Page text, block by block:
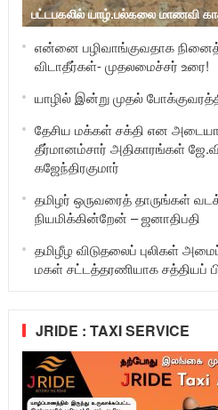
பட்டபகலில் யாழ்.பல்கலை மாணவி
என்னை பழிவாங்குவதாக
விடாதீர்கள்- முதலமைச்சர் உரை!
யாழில் இன்று முதல்
தேசிய மக்கள் சக்தி என
தீர்மானம்சார் அதிகாரங்கள்
கஜேந்திரகுமார்
தமிழர் ஒருவரைத் தாருங்கள்
நியமிக்கின்றேன் – ஜனாதிபதி
தமிழீழ விடுதலைப் புலிகள்
மகள் சட்டத்தரணியாக சத்தியப்
JRIDE : TAXI SERVICE